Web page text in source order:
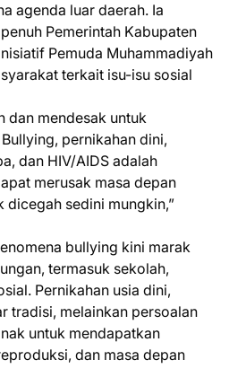
agenda luar daerah. Ia
Pemerintah Kabupaten
Pemuda Muhammadiyah
terkait isu-isu sosial
dan mendesak untuk
pernikahan dini,
dan HIV/AIDS adalah
merusak masa depan
dicegah sedini mungkin,”
bullying kini marak
termasuk sekolah,
Pernikahan usia dini,
tradisi, melainkan persoalan
untuk mendapatkan
dan masa depan